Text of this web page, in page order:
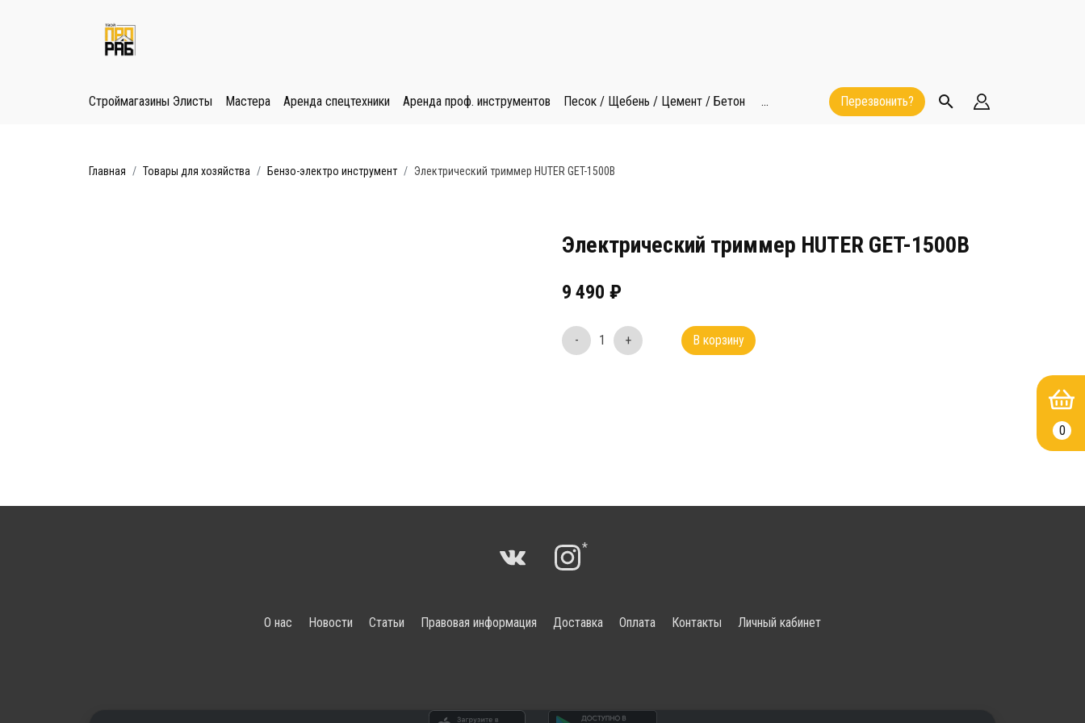
Строймагазины Элисты Мастера Аренда спецтехники Аренда проф. инструментов Песок / Щебень / Цемент / Бетон ... Перезвонить?
Главная Товары для хозяйства Бензо-электро инструмент Электрический триммер HUTER GET-1500B
Электрический триммер HUTER GET-1500B
9 490 ₽
- 1 + В корзину
*
О нас Новости Статьи Правовая информация Доставка Оплата Контакты Личный кабинет
0